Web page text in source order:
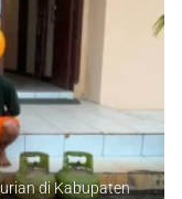
di Kabupaten